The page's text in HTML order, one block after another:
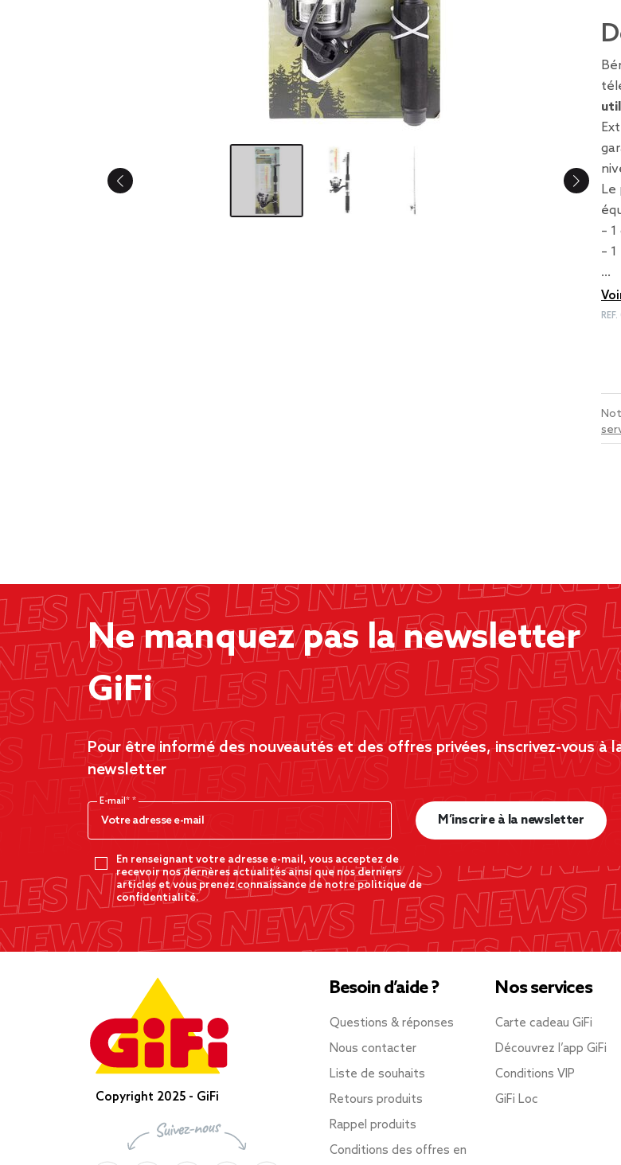
Le
–
–
…
REF.
Ne manquez pas la newsletter
GiFi
Pour être informé des nouveautés et des offres privées, inscrivez-vous à
newsletter
E-mail*
En renseignant votre adresse e-mail, vous acceptez de
recevoir nos dernères actualités ainsi que nos derniers
articles et vous prenez connaissance de notre politique de
confidentialité.
M’inscrire à la newsletter
Copyright 2025 - GiFi
Besoin d’aide ?
Questions & réponses
Nous contacter
Liste de souhaits
Retours produits
Rappel produits
Conditions des offres en
Nos services
Carte cadeau GiFi
Découvrez l’app GiFi
Conditions VIP
GiFi Loc